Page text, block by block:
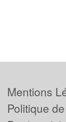
Mentions
Politique